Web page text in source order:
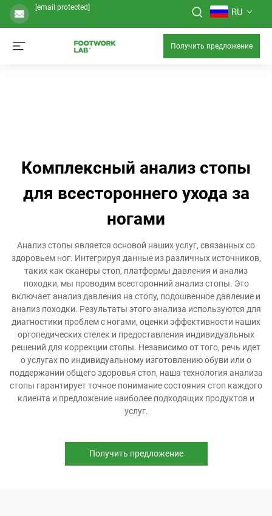
[email protected] RU
Получить предложение
Комплексный анализ стопы
для всестороннего ухода за
ногами
Анализ стопы является основой наших услуг, связанных со
здоровьем ног. Интегрируя данные из различных источников,
таких как сканеры стоп, платформы давления и анализ
походки, мы проводим всесторонний анализ стопы. Это
включает анализ давления на стопу, подошвенное давление и
анализ походки. Результаты этого анализа используются для
диагностики проблем с ногами, оценки эффективности наших
ортопедических стелек и предоставления индивидуальных
решений для коррекции стопы. Независимо от того, речь идет
о услугах по индивидуальному изготовлению обуви или о
поддержании общего здоровья стоп, наша технология анализа
стопы гарантирует точное понимание состояния стоп каждого
клиента и предложение наиболее подходящих продуктов и
услуг.
Получить предложение